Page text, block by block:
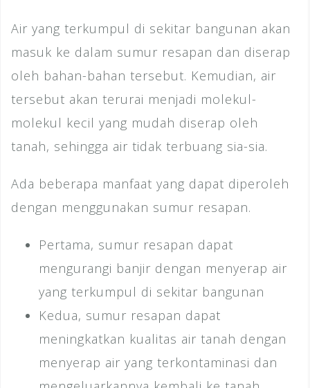
Air yang terkumpul di sekitar bangunan akan
masuk ke dalam sumur resapan dan diserap
oleh bahan-bahan tersebut. Kemudian, air
tersebut akan terurai menjadi molekul-
molekul kecil yang mudah diserap oleh
tanah, sehingga air tidak terbuang sia-sia.
Ada beberapa manfaat yang dapat diperoleh
dengan menggunakan sumur resapan.
Pertama, sumur resapan dapat
mengurangi banjir dengan menyerap air
yang terkumpul di sekitar bangunan
Kedua, sumur resapan dapat
meningkatkan kualitas air tanah dengan
menyerap air yang terkontaminasi dan